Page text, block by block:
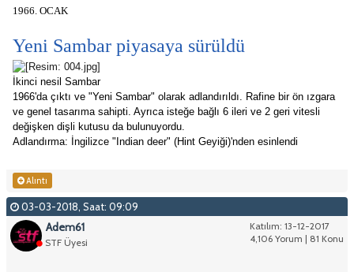
1966. OCAK
Yeni Sambar piyasaya sürüldü
İkinci nesil Sambar
1966'da çıktı ve "Yeni Sambar" olarak adlandırıldı. Rafine bir ön ızgara
ve genel tasarıma sahipti. Ayrıca isteğe bağlı 6 ileri ve 2 geri vitesli
değişken dişli kutusu da bulunuyordu.
Adlandırma: İngilizce "Indian deer" (Hint Geyiği)'nden esinlendi
Alıntı
03-03-2018, Saat: 09:09
Katılım: 13-12-2017
4,106 Yorum | 81 Konu
Adem61
STF Üyesi